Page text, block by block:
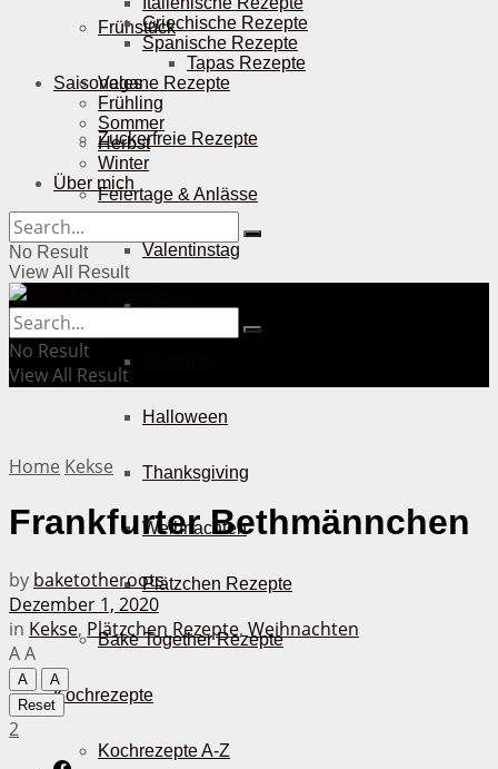
Frühstück
Vegane Rezepte
Zuckerfreie Rezepte
Feiertage & Anlässe
Valentinstag
Ostern
Halloween
Thanksgiving
Weihnachten
Plätzchen Rezepte
Bake Together Rezepte
Kochrezepte
Kochrezepte A-Z
Griechische Rezepte
Spanische Rezepte
Tapas Rezepte
Saisonales
Frühling
Sommer
Herbst
Winter
Über mich
No Result
View All Result
No Result
View All Result
Home Kekse
Frankfurter Bethmännchen
by baketotheroots
Dezember 1, 2020
in Kekse, Plätzchen Rezepte, Weihnachten
AA
A
A
Reset
2